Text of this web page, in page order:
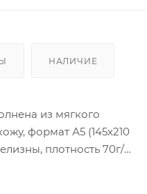
НАЛИЧИЕ
из мягкого
формат А5 (145х210
плотность 70г/